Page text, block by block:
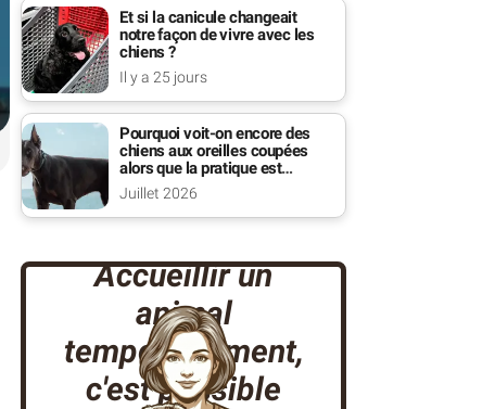
Et si la canicule changeait
notre façon de vivre avec les
chiens ?
Il y a 25 jours
Pourquoi voit-on encore des
chiens aux oreilles coupées
alors que la pratique est
interdite ?
Juillet 2026
Accueillir un
animal
temporairement,
c'est possible